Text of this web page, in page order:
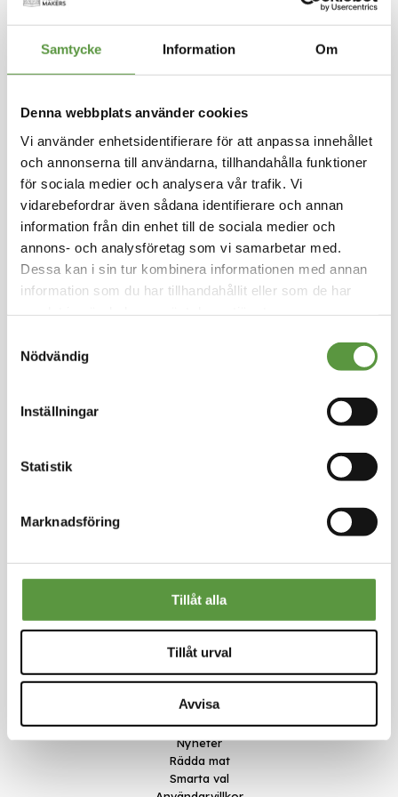
Samtycke Information Om
Denna webbplats använder cookies
Vi använder enhetsidentifierare för att anpassa innehållet
och annonserna till användarna, tillhandahålla funktioner
för sociala medier och analysera vår trafik. Vi
vidarebefordrar även sådana identifierare och annan
information från din enhet till de sociala medier och
annons- och analysföretag som vi samarbetar med.
Dessa kan i sin tur kombinera informationen med annan
information som du har tillhandahållit eller som de har
Nödvändig
Inställningar
Statistik
Marknadsföring
Tillåt alla
Tillåt urval
Avvisa
Miljövänlig Falafel 3kg
Svensk tillverkad
Logga in för att handla
Svensk färdigtillagad falafel med smak av värl
den! Fri från gluten, laktos & soja. Rikt på fiber
och proteiner.
Fryst
Halvpall - 48st - 144Kg
Utg:Fullgott
Artikel nummer
till
början
bildgalleriet
Om oss
Nyheter
Rädda mat
Smarta val
Kontakt
Meal Makers
Kungstorget 1
451 30 Uddevalla
kundservice@mealmakers.se
Org.nr. 559173-1277